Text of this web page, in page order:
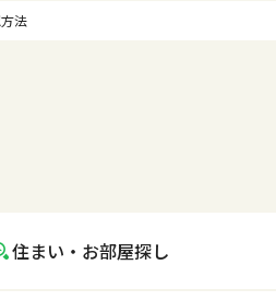
法
住まい・お部屋探し